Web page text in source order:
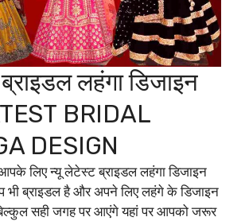
लहंगा डिजाइन
BRIDAL
DESIGN
लिए न्यू लेटेस्ट ब्राइडल लहंगा डिजाइन
ब्राइडल है और अपने लिए लहंगे के डिजाइन
सही जगह पर आएंगे यहां पर आपको जरूर